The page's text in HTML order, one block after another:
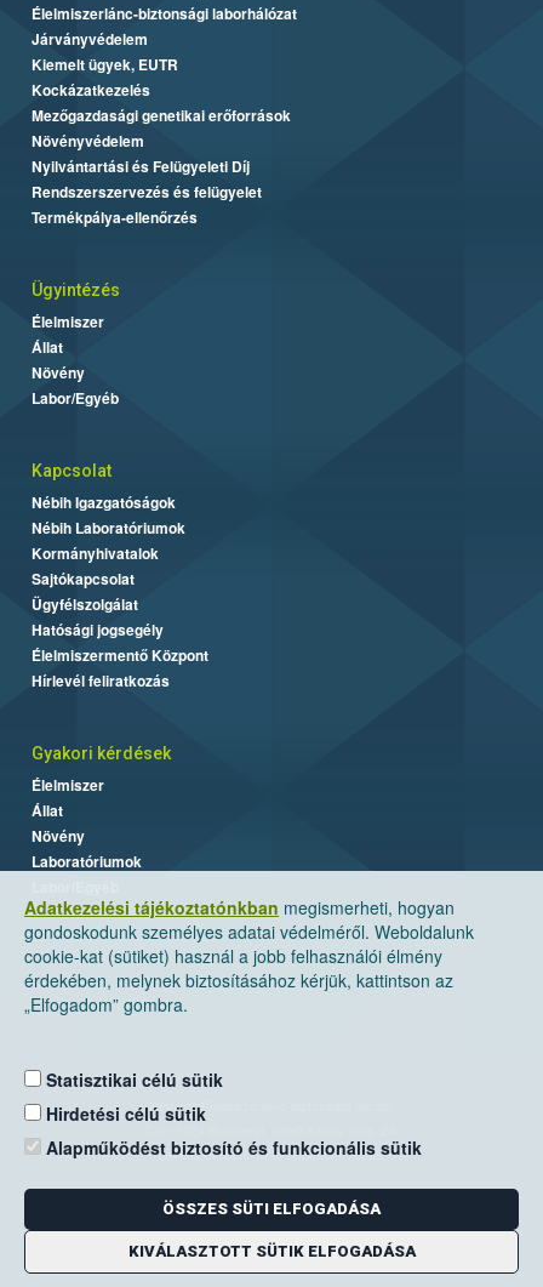
Adatkezelési tájékoztatónkban megismerheti, hogyan
gondoskodunk személyes adatai védelméről. Weboldalunk
cookie-kat (sütiket) használ a jobb felhasználói élmény
érdekében, melynek biztosításához kérjük, kattintson az
„Elfogadom” gombra.
Statisztikai célú sütik
Hirdetési célú sütik
Alapműködést biztosító és funkcionális sütik
ÖSSZES SÜTI ELFOGADÁSA
KIVÁLASZTOTT SÜTIK ELFOGADÁSA
Élelmiszerlánc-biztonsági laborhálózat
Járványvédelem
Kiemelt ügyek, EUTR
Kockázatkezelés
Mezőgazdasági genetikai erőforrások
Növényvédelem
Nyilvántartási és Felügyeleti Díj
Rendszerszervezés és felügyelet
Termékpálya-ellenőrzés
Ügyintézés
Élelmiszer
Állat
Növény
Labor/Egyéb
Kapcsolat
Nébih Igazgatóságok
Nébih Laboratóriumok
Kormányhivatalok
Sajtókapcsolat
Ügyfélszolgálat
Hatósági jogsegély
Élelmiszermentő Központ
Hírlevél feliratkozás
Gyakori kérdések
Élelmiszer
Állat
Növény
Laboratóriumok
Nemzeti Élelmiszerlánc-biztonsági Hivatal
Levelezési cím: 1525 Budapest. Pf. 30.
E-mail:ugyfelszolgalat@nebih.gov.hu
Zöld szám: 06-80/263-244
Telefon: 06-1/ 336-9000